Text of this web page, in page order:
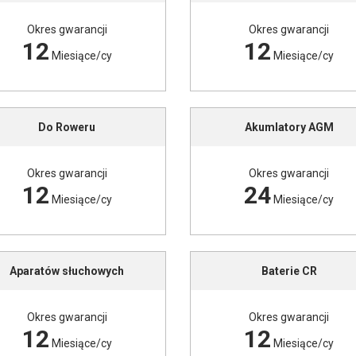
Okres gwarancji
12 Miesiące/cy
Okres gwarancji
12 Miesiące/cy
Do Roweru
Okres gwarancji
12 Miesiące/cy
Akumlatory AGM
Okres gwarancji
24Miesiące/cy
Aparatów słuchowych
Okres gwarancji
12 Miesiące/cy
Baterie CR
Okres gwarancji
12 Miesiące/cy